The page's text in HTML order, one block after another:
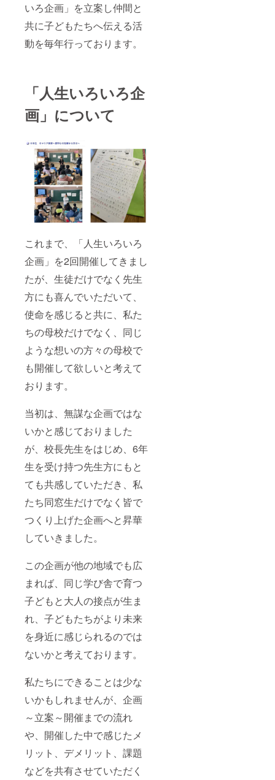
いろ企画」を立案し仲間と
共に子どもたちへ伝える活
動を毎年行っております。
「人生いろいろ企
画」について
これまで、「人生いろいろ
企画」を2回開催してきまし
たが、生徒だけでなく先生
方にも喜んでいただいて、
使命を感じると共に、私た
ちの母校だけでなく、同じ
ような想いの方々の母校で
も開催して欲しいと考えて
おります。
当初は、無謀な企画ではな
いかと感じておりました
が、校長先生をはじめ、6年
生を受け持つ先生方にもと
ても共感していただき、私
たち同窓生だけでなく皆で
つくり上げた企画へと昇華
していきました。
この企画が他の地域でも広
まれば、同じ学び舎で育つ
子どもと大人の接点が生ま
れ、子どもたちがより未来
を身近に感じられるのでは
ないかと考えております。
私たちにできることは少な
いかもしれませんが、企画
～立案～開催までの流れ
や、開催した中で感じたメ
リット、デメリット、課題
などを共有させていただく